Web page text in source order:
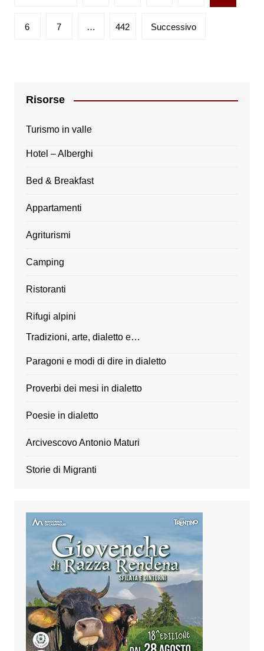
articoli
6 7 … 442 Successivo
Risorse
Turismo in valle
Hotel – Alberghi
Bed & Breakfast
Appartamenti
Agriturismi
Camping
Ristoranti
Rifugi alpini
Tradizioni, arte, dialetto e…
Paragoni e modi di dire in dialetto
Proverbi dei mesi in dialetto
Poesie in dialetto
Arcivescovo Antonio Maturi
Storie di Migranti